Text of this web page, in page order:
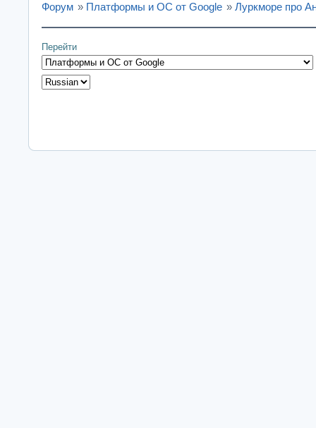
Форум » Платформы и ОС от Google » Луркморе про
Перейти